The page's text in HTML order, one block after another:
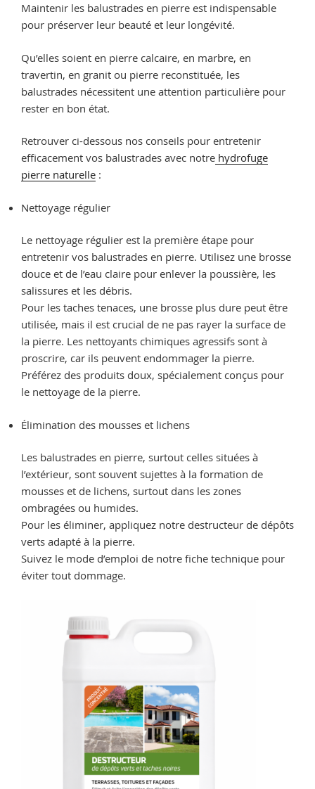
Maintenir les balustrades en pierre est indispensable
pour préserver leur beauté et leur longévité.
Qu’elles soient en pierre calcaire, en marbre, en
travertin, en granit ou pierre reconstituée, les
balustrades nécessitent une attention particulière pour
rester en bon état.
Retrouver ci-dessous nos conseils pour entretenir
efficacement vos balustrades avec notre hydrofuge
pierre naturelle :
Nettoyage régulier
Le nettoyage régulier est la première étape pour
entretenir vos balustrades en pierre. Utilisez une brosse
douce et de l’eau claire pour enlever la poussière, les
salissures et les débris.
Pour les taches tenaces, une brosse plus dure peut être
utilisée, mais il est crucial de ne pas rayer la surface de
la pierre. Les nettoyants chimiques agressifs sont à
proscrire, car ils peuvent endommager la pierre.
Préférez des produits doux, spécialement conçus pour
le nettoyage de la pierre.
Élimination des mousses et lichens
Les balustrades en pierre, surtout celles situées à
l’extérieur, sont souvent sujettes à la formation de
mousses et de lichens, surtout dans les zones
ombragées ou humides.
Pour les éliminer, appliquez notre destructeur de dépôts
verts adapté à la pierre.
Suivez le mode d’emploi de notre fiche technique pour
éviter tout dommage.